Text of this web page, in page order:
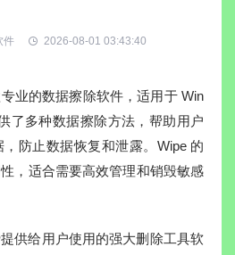
件
2026-08-01 03:43:40
业的数据擦除软件，适用于 Win
了多种数据擦除方法，帮助用户
防止数据恢复和泄露。Wipe 的
，适合需要高效管理和销毁敏感
供给用户使用的强大删除工具软